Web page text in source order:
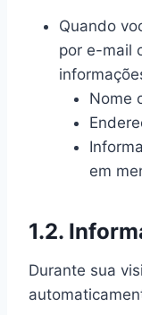
Quando
por e-mail
Nome
em
1.2.
Durante sua